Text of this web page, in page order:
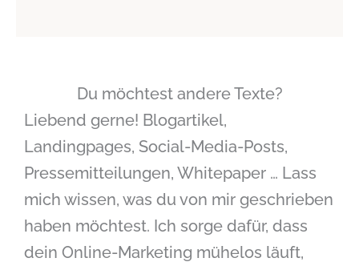
Du möchtest andere Texte?
Liebend gerne! Blogartikel,
Landingpages, Social-Media-Posts,
Pressemitteilungen, Whitepaper … Lass
mich wissen, was du von mir geschrieben
haben möchtest. Ich sorge dafür, dass
dein Online-Marketing mühelos läuft,